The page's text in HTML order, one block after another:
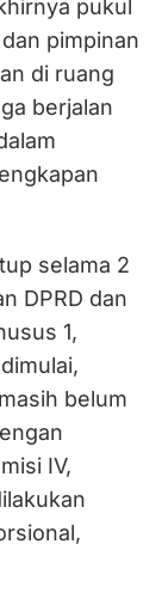
pukul
pimpinan
di ruang
berjalan
selama 2
DPRD dan
1,
belum
IV,